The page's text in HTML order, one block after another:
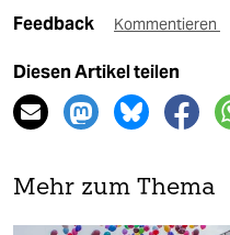
Feedback Kommentieren
Diesen Artikel teilen
Mehr zum Thema